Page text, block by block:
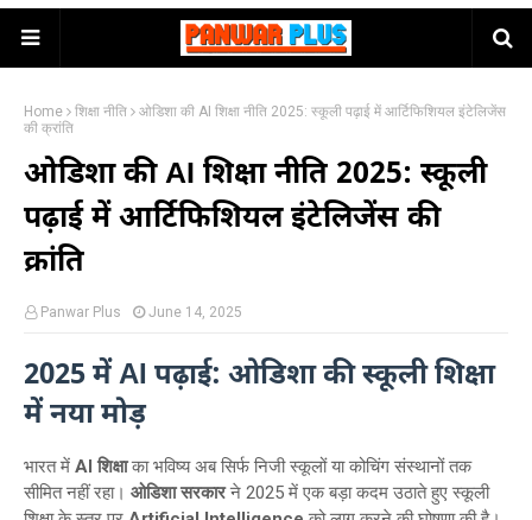
Home शिक्षा नीति
ओडिशा की AI शिक्षा नीति 2025: स्कूली पढ़ाई में आर्टिफिशियल इंटेलिजेंस
की क्रांति
ओडिशा की AI शिक्षा नीति 2025: स्कूली
पढ़ाई में आर्टिफिशियल इंटेलिजेंस की
क्रांति
Panwar Plus June 14, 2025
2025 में AI पढ़ाई: ओडिशा की स्कूली शिक्षा
में नया मोड़
भारत में AI शिक्षाका भविष्य अब सिर्फ निजी स्कूलों या कोचिंग संस्थानों तक
सीमित नहीं रहा। ओडिशा सरकारने 2025 में एक बड़ा कदम उठाते हुए स्कूली